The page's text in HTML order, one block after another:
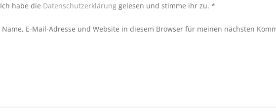
Ich habe die Datenschutzerklärung gelesen und stimme ihr zu. *
Name, E-Mail-Adresse und Website in diesem Browser für meinen nächsten